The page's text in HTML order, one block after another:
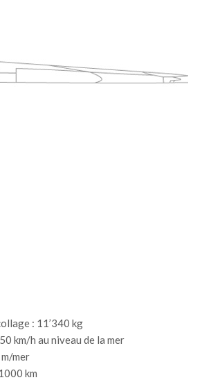
: 11’340 kg
km/h au niveau de la mer
mer
km